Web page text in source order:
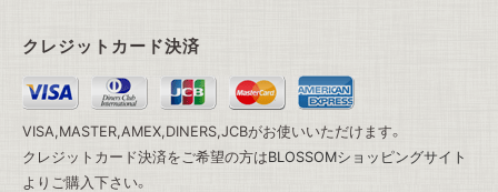
クレジットカード決済
VISA,MASTER,AMEX,DINERS,JCBがお使いいただけます。
クレジットカード決済をご希望の方はBLOSSOMショッピングサイト
よりご購入下さい。